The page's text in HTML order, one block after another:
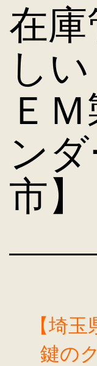
在
し
Ｅ
ン
市】
【埼
鍵のク